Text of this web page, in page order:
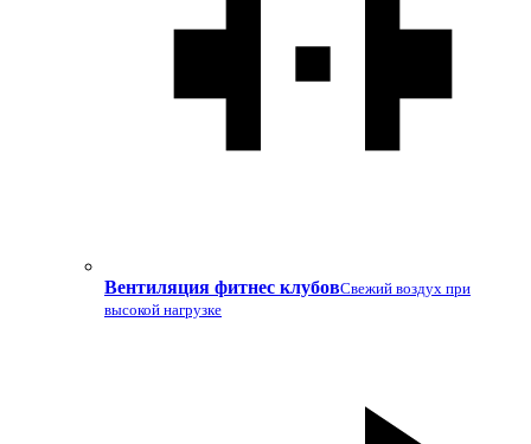
Вентиляция фитнес клубовСвежий воздух при
высокой нагрузке